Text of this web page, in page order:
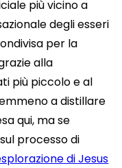
più vicino a
degli esseri
per la
alla
più piccolo e al
a distillare
qui, ma se
processo di
di Jesus